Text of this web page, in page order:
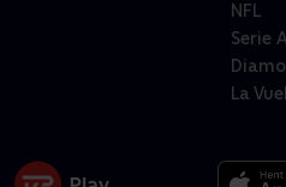
NFL
Serie A
La